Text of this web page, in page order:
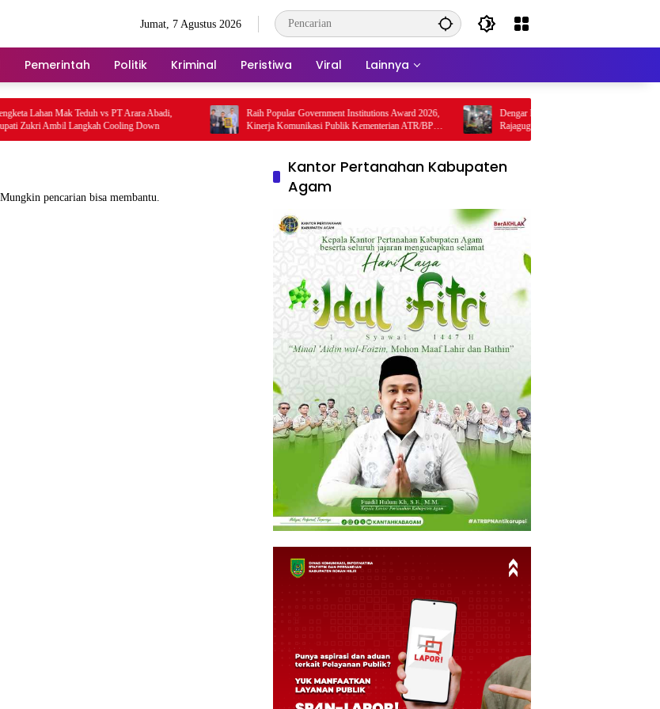
Jumat, 7 Agustus 2026
Pemerintah Politik Kriminal Peristiwa Viral Lainnya
Mak Teduh vs PT Arara Abadi,
Ambil Langkah Cooling Down
Raih Popular Government Institutions Award 2026,
Kinerja Komunikasi Publik Kementerian ATR/BPN
Kembali Diakui
Dengar Langsung Jeritan Pedagang, Sabam
Rajaguguk Turun ke Pasar Gelugur Rantauprapat
pencarian bisa membantu.
Kantor Pertanahan Kabupaten
Agam